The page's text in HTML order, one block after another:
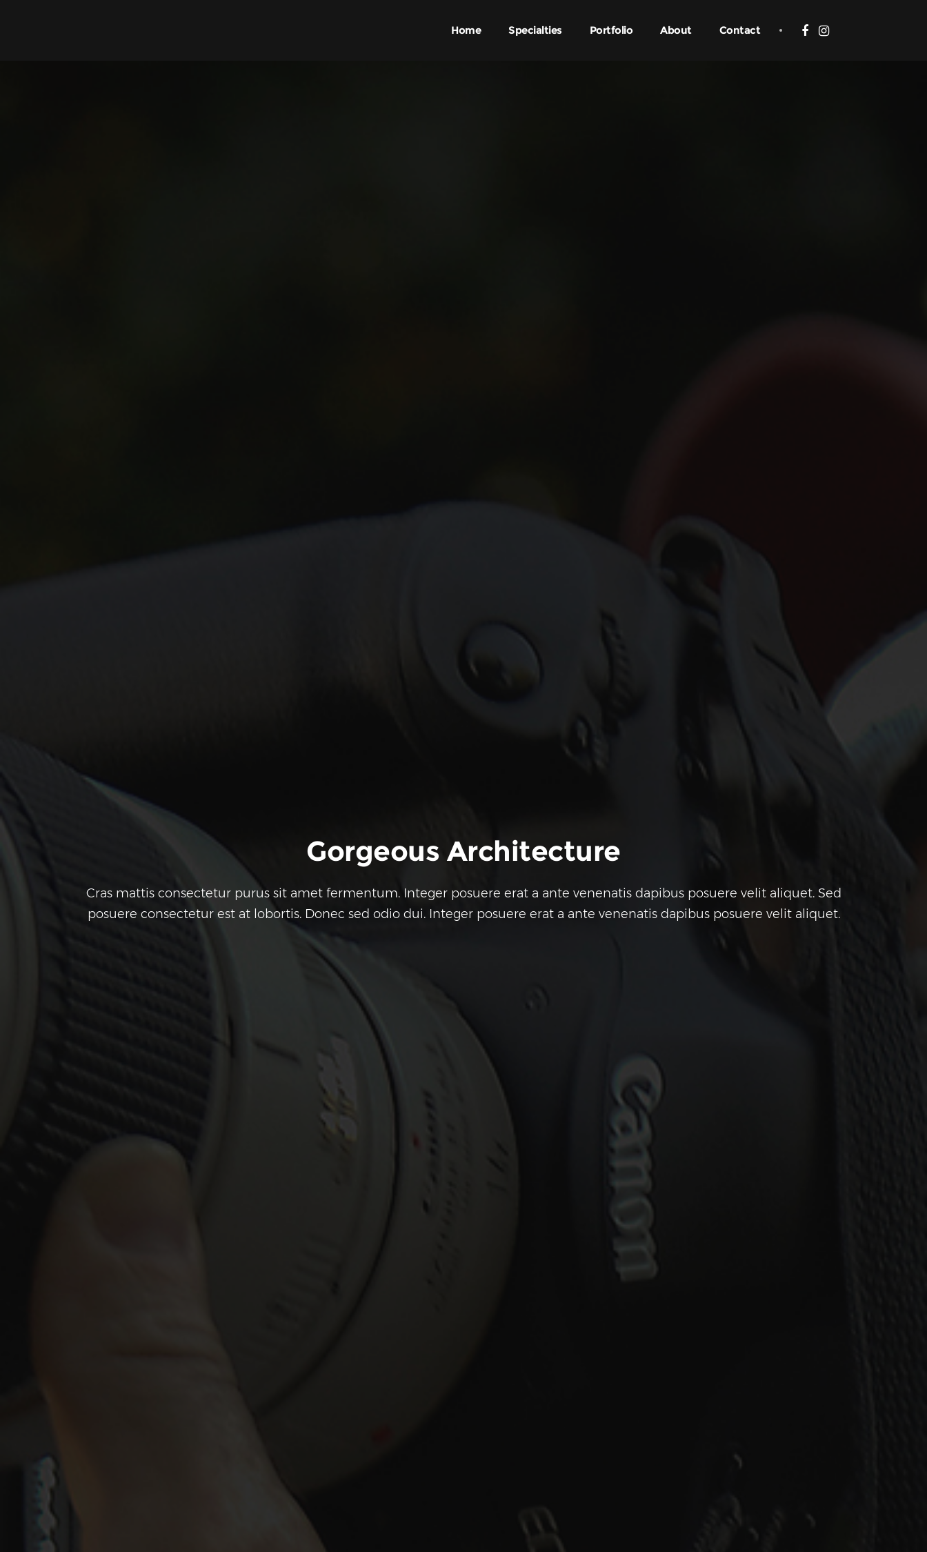
Home Specialties Portfolio About Contact
Gorgeous Architecture
Cras mattis consectetur purus sit amet fermentum. Integer posuere erat a ante venenatis dapibus posuere velit aliquet. Sed
posuere consectetur est at lobortis. Donec sed odio dui. Integer posuere erat a ante venenatis dapibus posuere velit aliquet.